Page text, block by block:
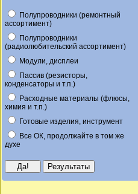
Полупроводники (ремонтный
ассортимент)
Полупроводники
(радиолюбительский ассортимент)
Модули, дисплеи
Пассив (резисторы,
конденсаторы и т.п.)
Расходные материалы (флюсы,
химия и т.п.)
Готовые изделия, инструмент
Все ОК, продолжайте в том же
духе